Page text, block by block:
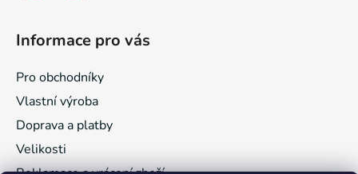
Informace pro vás
Pro obchodníky
Vlastní výroba
Doprava a platby
Velikosti